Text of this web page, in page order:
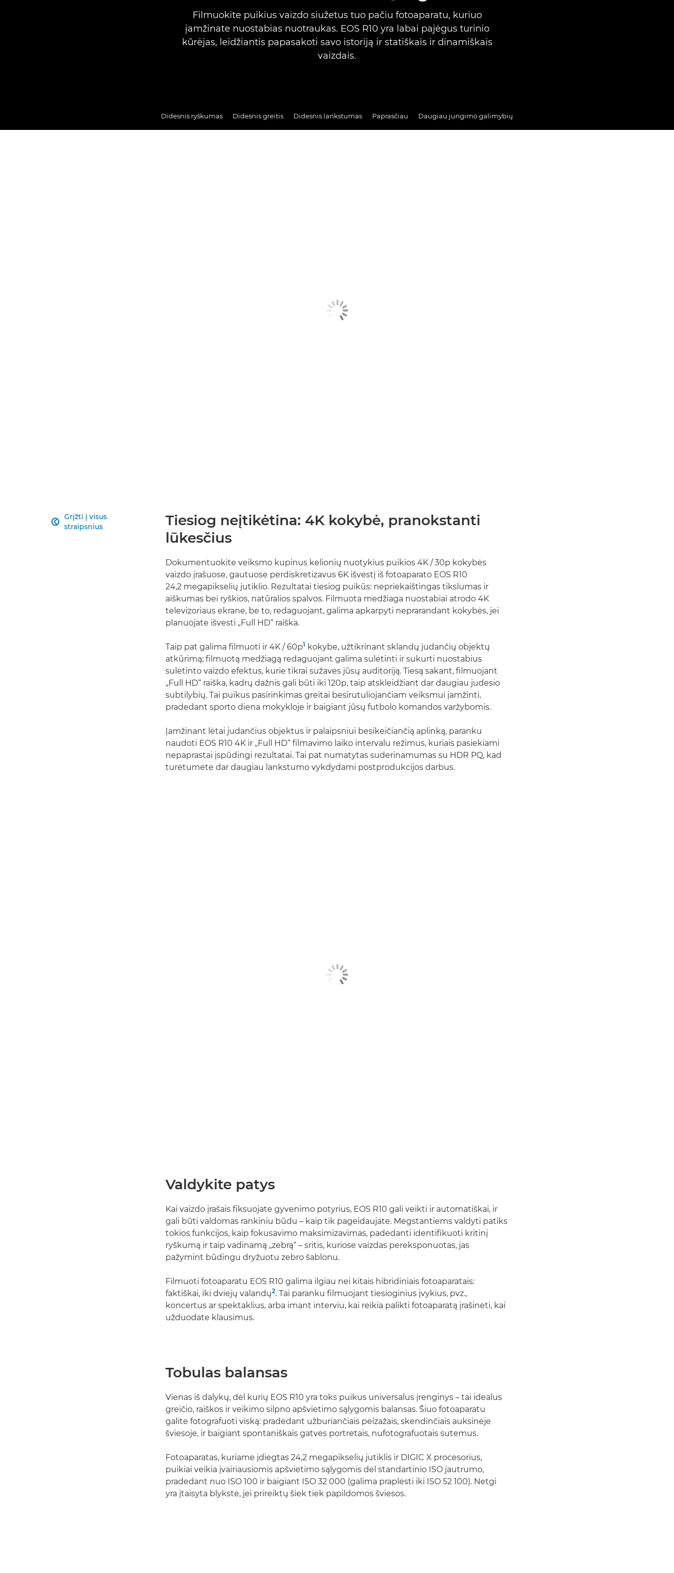
Filmuokite puikius vaizdo siužetus tuo pačiu fotoaparatu, kuriuo
įamžinate nuostabias nuotraukas. EOS R10 yra labai pajėgus turinio
kūrėjas, leidžiantis papasakoti savo istoriją ir statiškais ir dinamiškais
vaizdais.
Didesnis ryškumas Didesnis greitis Didesnis lankstumas Paprasčiau Daugiau jungimo galimybių
Grįžti į visus
straipsnius

Tiesiog neįtikėtina: 4K kokybė, pranokstanti
lūkesčius
Dokumentuokite veiksmo kupinus kelionių nuotykius puikios 4K / 30p kokybės
vaizdo įrašuose, gautuose perdiskretizavus 6K išvestį iš fotoaparato EOS R10
24,2 megapikselių jutiklio. Rezultatai tiesiog puikūs: nepriekaištingas tikslumas ir
aiškumas bei ryškios, natūralios spalvos. Filmuota medžiaga nuostabiai atrodo 4K
televizoriaus ekrane, be to, redaguojant, galima apkarpyti neprarandant kokybės, jei
planuojate išvesti „Full HD“ raiška.
Taip pat galima filmuoti ir 4K / 60p1 kokybe, užtikrinant sklandų judančių objektų
atkūrimą; filmuotą medžiagą redaguojant galima sulėtinti ir sukurti nuostabius
sulėtinto vaizdo efektus, kurie tikrai sužavės jūsų auditoriją. Tiesą sakant, filmuojant
„Full HD“ raiška, kadrų dažnis gali būti iki 120p, taip atskleidžiant dar daugiau judesio
subtilybių. Tai puikus pasirinkimas greitai besirutuliojančiam veiksmui įamžinti,
pradedant sporto diena mokykloje ir baigiant jūsų futbolo komandos varžybomis.
Įamžinant lėtai judančius objektus ir palaipsniui besikeičiančią aplinką, paranku
naudoti EOS R10 4K ir „Full HD“ filmavimo laiko intervalu režimus, kuriais pasiekiami
nepaprastai įspūdingi rezultatai. Tai pat numatytas suderinamumas su HDR PQ, kad
turėtumėte dar daugiau lankstumo vykdydami postprodukcijos darbus.
Valdykite patys
Kai vaizdo įrašais fiksuojate gyvenimo potyrius, EOS R10 gali veikti ir automatiškai, ir
gali būti valdomas rankiniu būdu – kaip tik pageidaujate. Mėgstantiems valdyti patiks
tokios funkcijos, kaip fokusavimo maksimizavimas, padedanti identifikuoti kritinį
ryškumą ir taip vadinamą „zebrą“ – sritis, kuriose vaizdas pereksponuotas, jas
pažymint būdingu dryžuotu zebro šablonu.
Filmuoti fotoaparatu EOS R10 galima ilgiau nei kitais hibridiniais fotoaparatais:
faktiškai, iki dviejų valandų2. Tai paranku filmuojant tiesioginius įvykius, pvz.,
koncertus ar spektaklius, arba imant interviu, kai reikia palikti fotoaparatą įrašinėti, kai
užduodate klausimus.
Tobulas balansas
Vienas iš dalykų, dėl kurių EOS R10 yra toks puikus universalus įrenginys – tai idealus
greičio, raiškos ir veikimo silpno apšvietimo sąlygomis balansas. Šiuo fotoaparatu
galite fotografuoti viską: pradedant užburiančiais peizažais, skendinčiais auksinėje
šviesoje, ir baigiant spontaniškais gatvės portretais, nufotografuotais sutemus.
Fotoaparatas, kuriame įdiegtas 24,2 megapikselių jutiklis ir DIGIC X procesorius,
puikiai veikia įvairiausiomis apšvietimo sąlygomis dėl standartinio ISO jautrumo,
pradedant nuo ISO 100 ir baigiant ISO 32 000 (galima praplėsti iki ISO 52 100). Netgi
yra įtaisyta blykstė, jei prireiktų šiek tiek papildomos šviesos.